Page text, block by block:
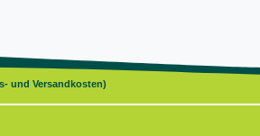
und Versandkosten)